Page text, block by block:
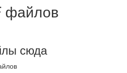
файлов
сюда